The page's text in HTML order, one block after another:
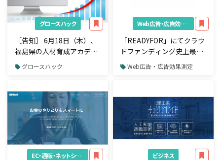
グロースハック
［告知］ 6月18日（木）、
福島県の人材育成アカデミ
ー『フクデミー』にferret
グロースハック
Web広告・広告効果測定
「READYFOR」にてクラウ
ドファンディング史上最高
額3629万円の資金調達を達
Web広告・広告効果測定
EC・通販・ネットショップ ビジネス